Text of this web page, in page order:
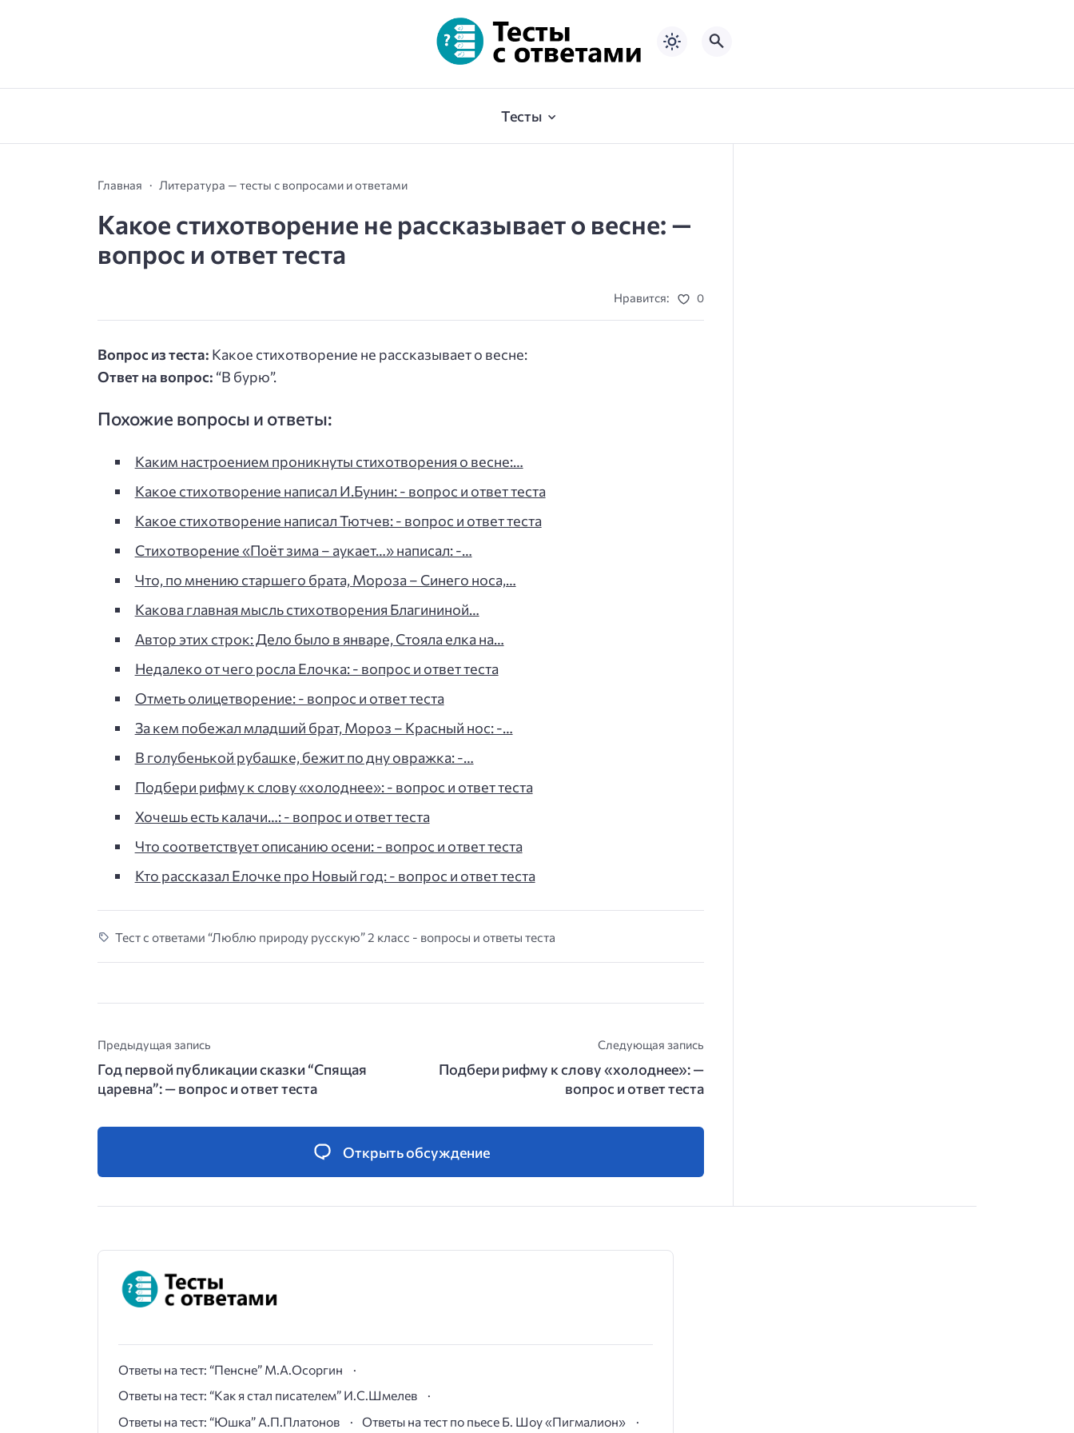
Тесты
Главная Литература — тесты с вопросами и ответами
Какое стихотворение не рассказывает о весне: —
вопрос и ответ теста
Нравится: 0
Вопрос из теста: Какое стихотворение не рассказывает о весне:
Ответ на вопрос: “В бурю”.
Похожие вопросы и ответы:
Каким настроением проникнуты стихотворения о весне:…
Какое стихотворение написал И.Бунин: - вопрос и ответ теста
Какое стихотворение написал Тютчев: - вопрос и ответ теста
Стихотворение «Поёт зима – аукает…» написал: -…
Что, по мнению старшего брата, Мороза – Синего носа,…
Какова главная мысль стихотворения Благининой…
Автор этих строк: Дело было в январе, Стояла елка на…
Недалеко от чего росла Елочка: - вопрос и ответ теста
Отметь олицетворение: - вопрос и ответ теста
За кем побежал младший брат, Мороз – Красный нос: -…
В голубенькой рубашке, бежит по дну овражка: -…
Подбери рифму к слову «холоднее»: - вопрос и ответ теста
Хочешь есть калачи…: - вопрос и ответ теста
Что соответствует описанию осени: - вопрос и ответ теста
Кто рассказал Елочке про Новый год: - вопрос и ответ теста
Тест с ответами “Люблю природу русскую” 2 класс - вопросы и ответы теста
Предыдущая запись
Год первой публикации сказки “Спящая
царевна”: — вопрос и ответ теста
Следующая запись
Подбери рифму к слову «холоднее»: —
вопрос и ответ теста
Открыть обсуждение
Ответы на тест: “Пенсне” М.А.Осоргин
Ответы на тест: “Как я стал писателем” И.С.Шмелев
Ответы на тест: “Юшка” А.П.Платонов
Ответы на тест по пьесе Б. Шоу «Пигмалион»